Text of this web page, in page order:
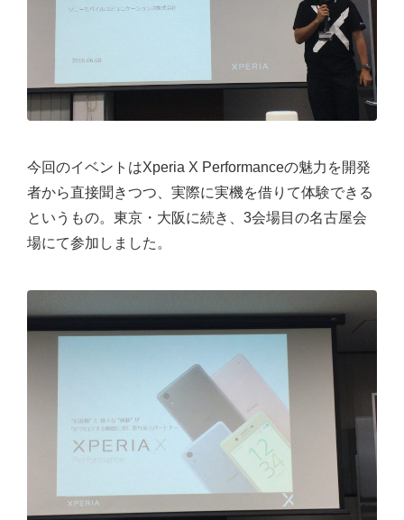
今回のイベントはXperia X Performanceの魅力を開発
者から直接聞きつつ、実際に実機を借りて体験できる
というもの。東京・大阪に続き、3会場目の名古屋会
場にて参加しました。